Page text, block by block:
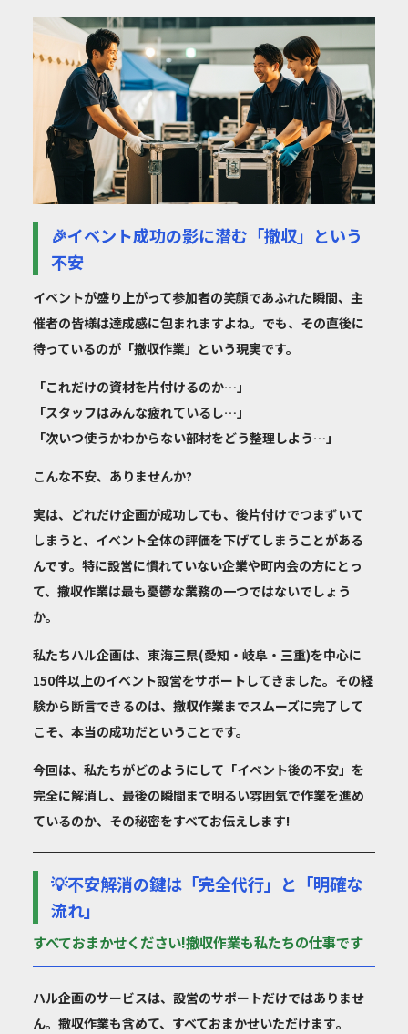
🎉イベント成功の影に潜む「撤収」という
不安
イベントが盛り上がって参加者の笑顔であふれた瞬間、主
催者の皆様は達成感に包まれますよね。でも、その直後に
待っているのが「撤収作業」という現実です。
「これだけの資材を片付けるのか…」
「スタッフはみんな疲れているし…」
「次いつ使うかわからない部材をどう整理しよう…」
こんな不安、ありませんか?
実は、どれだけ企画が成功しても、後片付けでつまずいて
しまうと、イベント全体の評価を下げてしまうことがある
んです。特に設営に慣れていない企業や町内会の方にとっ
て、撤収作業は最も憂鬱な業務の一つではないでしょう
か。
私たちハル企画は、東海三県(愛知・岐阜・三重)を中心に
150件以上のイベント設営をサポートしてきました。その経
験から断言できるのは、 撤収作業までスムーズに完了して
こそ、本当の成功だということです。
今回は、私たちがどのようにして「イベント後の不安」を
完全に解消し、最後の瞬間まで明るい雰囲気で作業を進め
ているのか、その秘密をすべてお伝えします!
💡不安解消の鍵は「完全代行」と「明確な
流れ」
すべておまかせください!撤収作業も私たちの仕事です
ハル企画のサービスは、設営のサポートだけではありませ
ん。 撤収作業も含めて、すべておまかせいただけます。